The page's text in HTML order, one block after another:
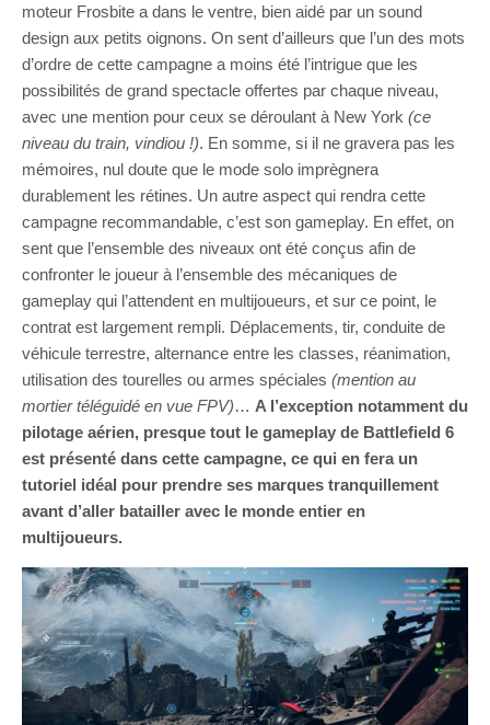
moteur Frosbite a dans le ventre, bien aidé par un sound
design aux petits oignons. On sent d’ailleurs que l’un des mots
d’ordre de cette campagne a moins été l’intrigue que les
possibilités de grand spectacle offertes par chaque niveau,
avec une mention pour ceux se déroulant à New York (ce
niveau du train, vindiou !). En somme, si il ne gravera pas les
mémoires, nul doute que le mode solo imprègnera
durablement les rétines. Un autre aspect qui rendra cette
campagne recommandable, c’est son gameplay. En effet, on
sent que l’ensemble des niveaux ont été conçus afin de
confronter le joueur à l’ensemble des mécaniques de
gameplay qui l’attendent en multijoueurs, et sur ce point, le
contrat est largement rempli. Déplacements, tir, conduite de
véhicule terrestre, alternance entre les classes, réanimation,
utilisation des tourelles ou armes spéciales (mention au
mortier téléguidé en vue FPV)… A l’exception notamment du
pilotage aérien, presque tout le gameplay de Battlefield 6
est présenté dans cette campagne, ce qui en fera un
tutoriel idéal pour prendre ses marques tranquillement
avant d’aller batailler avec le monde entier en
multijoueurs.